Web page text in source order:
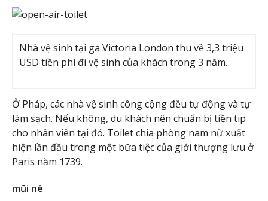
Nhà vệ sinh tại ga Victoria London thu về 3,3 triệu
USD tiền phí đi vệ sinh của khách trong 3 năm.
Ở Pháp, các nhà vệ sinh công cộng đều tự động và tự
làm sạch. Nếu không, du khách nên chuẩn bị tiền tip
cho nhân viên tại đó. Toilet chia phòng nam nữ xuất
hiện lần đầu trong một bữa tiệc của giới thượng lưu ở
Paris năm 1739.
mũi né